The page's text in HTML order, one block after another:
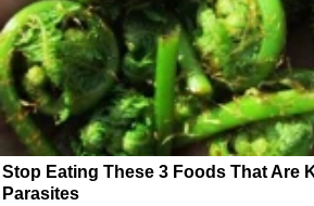
Stop Eating These 3 Foods That Are
Parasites